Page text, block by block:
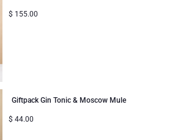
Teilen
$ 155.00
Giftpack Gin Tonic & Moscow Mule
$ 44.00